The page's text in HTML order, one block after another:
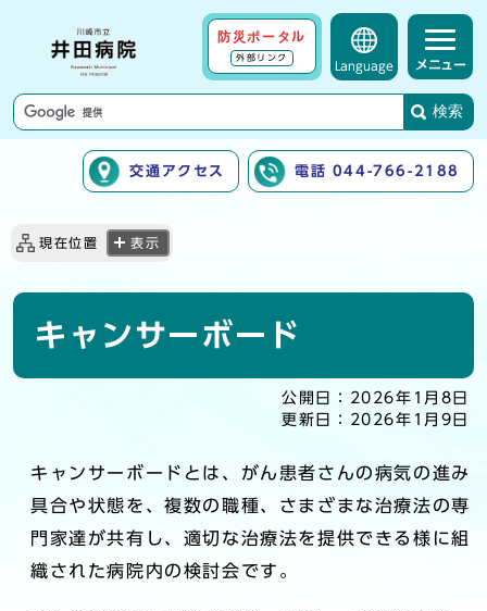
防災ポータル
外部リンク
Language メニュー
検索
交通アクセス 電話 044-766-2188
現在位置 表示
キャンサーボード
公開日：
2026年1月8日
更新日：
2026年1月9日
キャンサーボードとは、がん患者さんの病気の進み
具合や状態を、複数の職種、さまざまな治療法の専
門家達が共有し、適切な治療法を提供できる様に組
織された病院内の検討会です。